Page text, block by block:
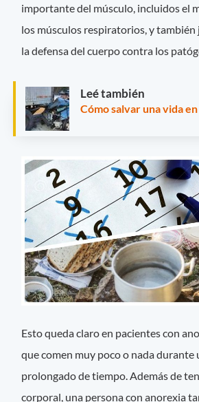
importante del músculo, incluidos el
los músculos respiratorios, y también
la defensa del cuerpo contra los
Leé también
Cómo salvar una vida
Esto queda claro en pacientes con
que comen muy poco o nada durante
prolongado de tiempo. Además de
corporal, una persona con anorexia